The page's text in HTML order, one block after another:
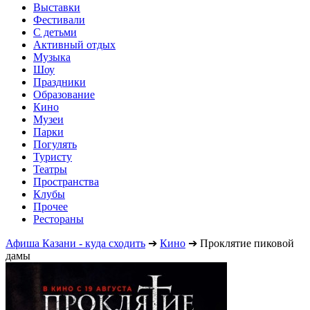
Выставки
Фестивали
С детьми
Активный отдых
Музыка
Шоу
Праздники
Образование
Кино
Музеи
Парки
Погулять
Туристу
Театры
Пространства
Клубы
Прочее
Рестораны
Афиша Казани - куда сходить ➔ Кино ➔ Проклятие пиковой
дамы